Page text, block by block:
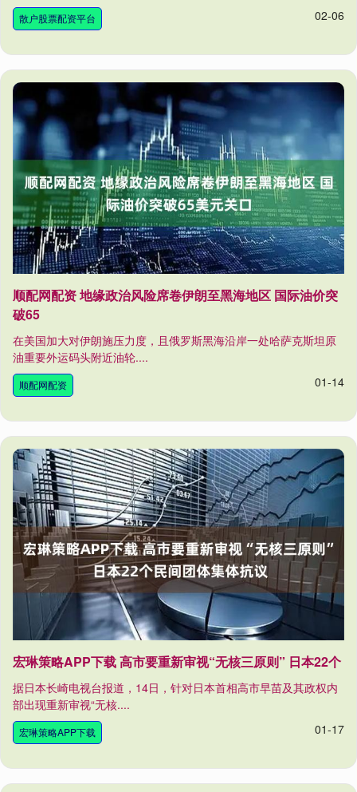
散户股票配资平台 02-06
顺配网配资 地缘政治风险席卷伊朗至黑海地区 国际油价突
破65
在美国加大对伊朗施压力度，且俄罗斯黑海沿岸一处哈萨克斯坦原
油重要外运码头附近油轮....
顺配网配资 01-14
宏琳策略APP下载 高市要重新审视“无核三原则” 日本22个
据日本长崎电视台报道，14日，针对日本首相高市早苗及其政权内
部出现重新审视“无核....
宏琳策略APP下载 01-17